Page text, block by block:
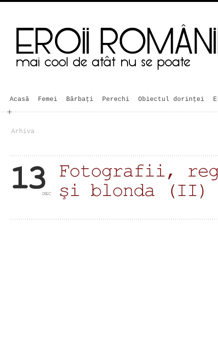
Acasă Femei Bărbaţi Perechi Obiectul dorinței
Arhiva